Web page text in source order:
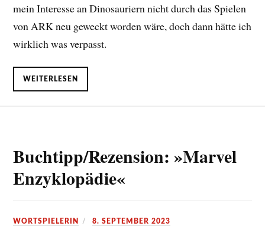
mein Interesse an Dinosauriern nicht durch das Spielen
von ARK neu geweckt worden wäre, doch dann hätte ich
wirklich was verpasst.
WEITERLESEN
Buchtipp/Rezension: »Marvel
Enzyklopädie«
WORTSPIELERIN 8. SEPTEMBER 2023